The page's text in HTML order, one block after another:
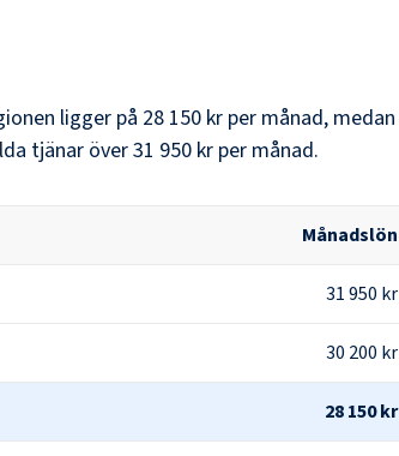
ligger på 28 150 kr per månad, medan
tjänar över31 950 kr per månad.
Månadslön
31 950 kr
30 200 kr
28 150 kr